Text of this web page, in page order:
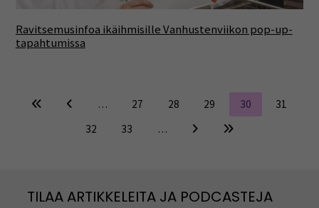
Ravitsemusinfoa ikäihmisille Vanhustenviikon pop-up-
tapahtumissa
… 27 28 29 30
31
32
33 …
TILAA ARTIKKELEITA JA PODCASTEJA